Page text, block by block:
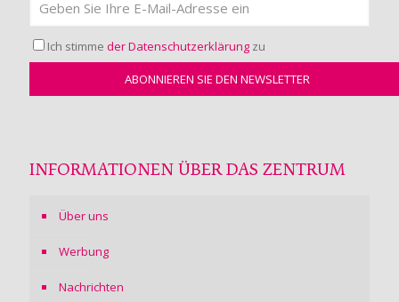
Ich stimme der Datenschutzerklärung zu
INFORMATIONEN ÜBER DAS ZENTRUM
Über uns
Werbung
Nachrichten